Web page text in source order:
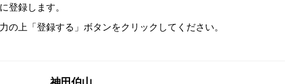
登録します。
の上「登録する」ボタンをクリックしてください。